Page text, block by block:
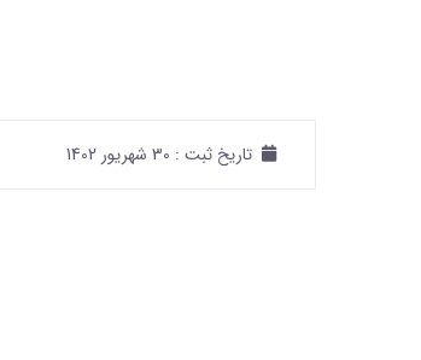
تاریخ ثبت : 30 شهریور 1402